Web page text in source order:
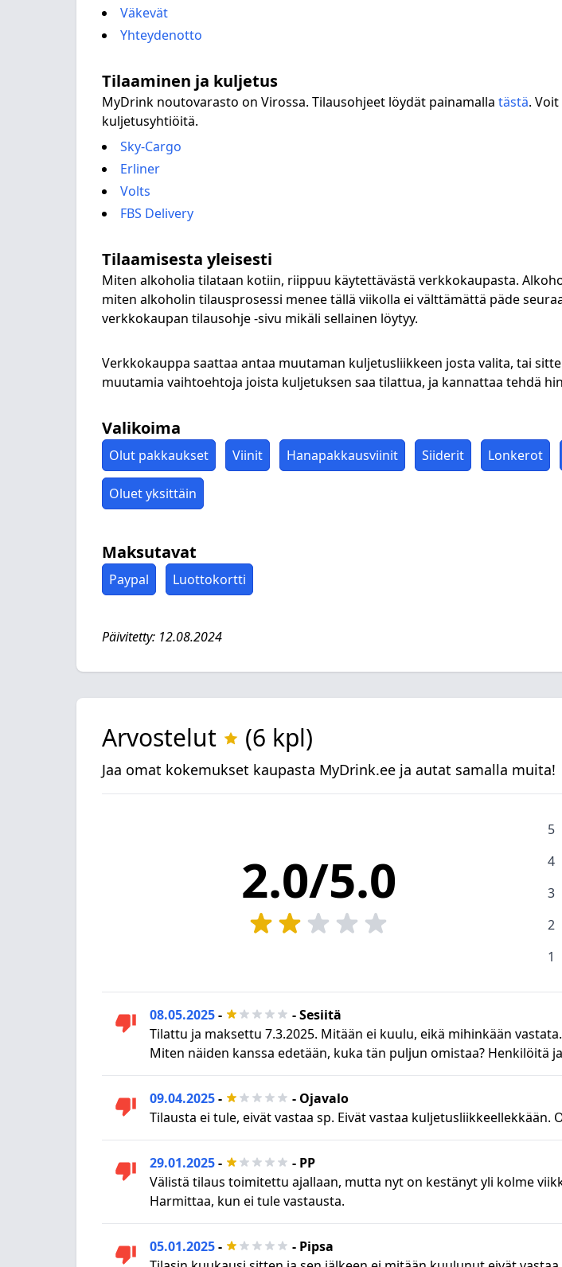
Väkevät
Yhteydenotto
Tilaaminen ja kuljetus
MyDrink noutovarasto on Virossa. Tilausohjeet löydät painamalla tästä.
kuljetusyhtiöitä.
Sky-Cargo
Erliner
Volts
FBS Delivery
Tilaamisesta yleisesti
Miten alkoholia tilataan kotiin, riippuu käytettävästä verkkokaupasta.
miten alkoholin tilausprosessi menee tällä viikolla ei välttämättä päde
verkkokaupan tilausohje -sivu mikäli sellainen löytyy.
Verkkokauppa saattaa antaa muutaman kuljetusliikkeen josta valita, tai
muutamia vaihtoehtoja joista kuljetuksen saa tilattua, ja kannattaa tehdä
Valikoima
Olut pakkaukset Viinit Hanapakkausviinit Siiderit Lonkerot
Oluet yksittäin
Maksutavat
Paypal Luottokortti
Päivitetty: 12.08.2024
Arvostelut (6 kpl)
Jaa omat kokemukset kaupasta MyDrink.ee ja autat samalla muita!
2.0/5.0
5
4
3
2
1
08.05.2025-
- Sesiitä
Tilattu ja maksettu 7.3.2025. Mitään ei kuulu, eikä mihinkään vastata.
Miten näiden kanssa edetään, kuka tän puljun omistaa? Henkilöitä
09.04.2025-
- Ojavalo
Tilausta ei tule, eivät vastaa sp. Eivät vastaa kuljetusliikkeellekkään.
29.01.2025-
- PP
Välistä tilaus toimitettu ajallaan, mutta nyt on kestänyt yli kolme
Harmittaa, kun ei tule vastausta.
05.01.2025-
- Pipsa